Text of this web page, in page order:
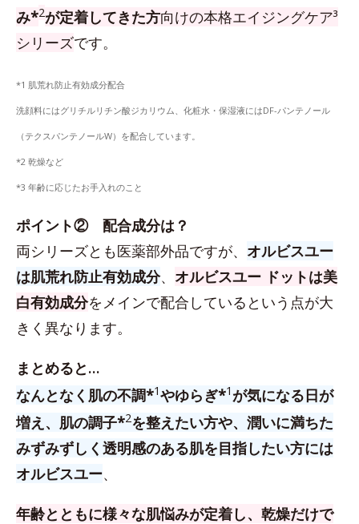
み*2が定着してきた方向けの本格エイジングケア³
シリーズです。
*1 肌荒れ防止有効成分配合
洗顔料にはグリチルリチン酸ジカリウム、化粧水・保湿液にはDF-パンテノール
（テクスパンテノールW）を配合しています。
*2 乾燥など
*3 年齢に応じたお手入れのこと
ポイント② 配合成分は？
両シリーズとも医薬部外品ですが、 オルビスユー
は肌荒れ防止有効成分、 オルビスユー ドットは美
白有効成分をメインで配合しているという点が大
きく異なります。
まとめると…
なんとなく肌の不調*1やゆらぎ*1 が気になる日が
増え、肌の調子*2を整えたい方や、潤いに満ちた
みずみずしく透明感のある肌を目指したい方には
オルビスユー、
年齢とともに様々な肌悩みが定着し、乾燥だけで